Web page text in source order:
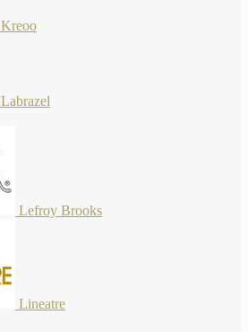
Kreoo
Labrazel
Lefroy Brooks
Lineatre